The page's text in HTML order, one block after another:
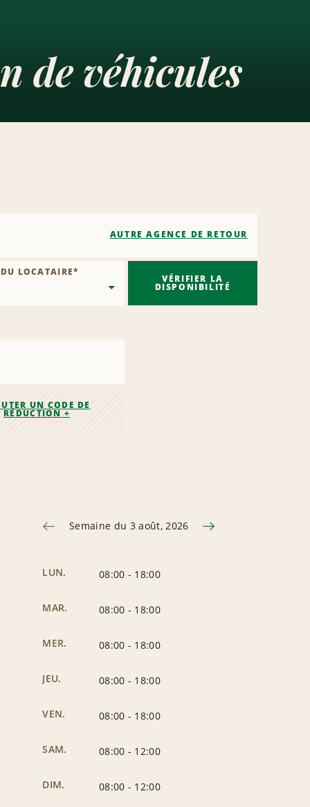
de véhicules
AUTRE AGENCE DE RETOUR
LOCATAIRE*
UN CODE DE
RÉDUCTION +
VÉRIFIER LA
DISPONIBILITÉ
Semaine du 3 août, 2026
LUN. 08:00 - 18:00
MAR. 08:00 - 18:00
MER. 08:00 - 18:00
JEU. 08:00 - 18:00
VEN. 08:00 - 18:00
SAM. 08:00 - 12:00
DIM. 08:00 - 12:00